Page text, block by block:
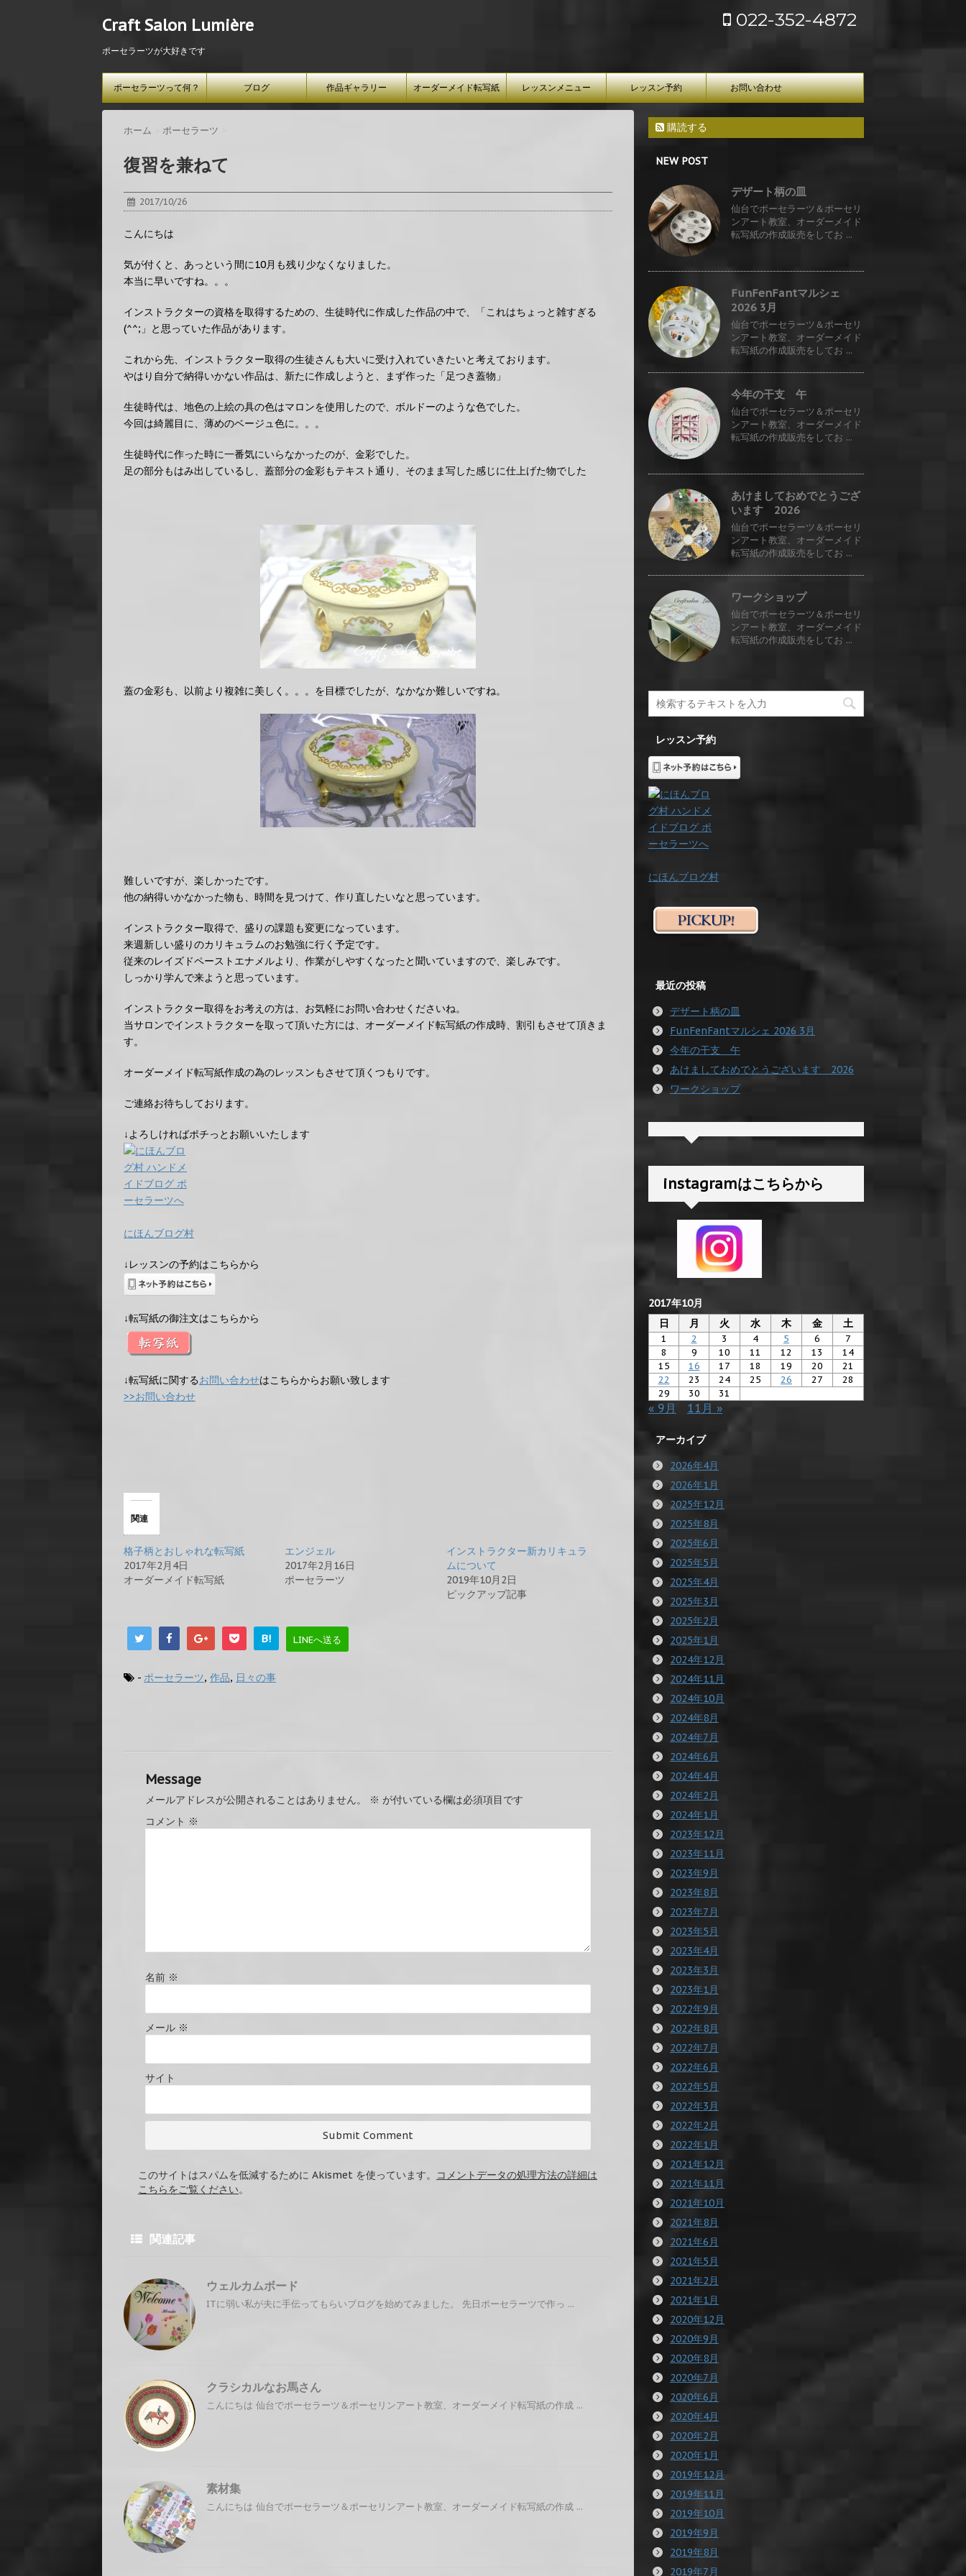
Craft Salon Lumière
ポーセラーツが大好きです
022-352-4872
ポーセラーツって何？ ブログ 作品ギャラリー オーダーメイド転写紙 レッスンメニュー レッスン予約 お問い合わせ
ホーム ポーセラーツ
復習を兼ねて
2017/10/26
こんにちは
気が付くと、あっという間に10月も残り少なくなりました。
本当に早いですね。。。
インストラクターの資格を取得するための、生徒時代に作成した作品の中で、「これはちょっと雑すぎる
(^^;」と思っていた作品があります。
これから先、インストラクター取得の生徒さんも大いに受け入れていきたいと考えております。
やはり自分で納得いかない作品は、新たに作成しようと、まず作った「足つき蓋物」
生徒時代は、地色の上絵の具の色はマロンを使用したので、ボルドーのような色でした。
今回は綺麗目に、薄めのベージュ色に。。。
生徒時代に作った時に一番気にいらなかったのが、金彩でした。
足の部分もはみ出しているし、蓋部分の金彩もテキスト通り、そのまま写した感じに仕上げた物でした
蓋の金彩も、以前より複雑に美しく。。。を目標でしたが、なかなか難しいですね。
難しいですが、楽しかったです。
他の納得いかなかった物も、時間を見つけて、作り直したいなと思っています。
インストラクター取得で、盛りの課題も変更になっています。
来週新しい盛りのカリキュラムのお勉強に行く予定です。
従来のレイズドペーストエナメルより、作業がしやすくなったと聞いていますので、楽しみです。
しっかり学んで来ようと思っています。
インストラクター取得をお考えの方は、お気軽にお問い合わせくださいね。
当サロンでインストラクターを取って頂いた方には、オーダーメイド転写紙の作成時、割引もさせて頂きま
す。
オーダーメイド転写紙作成の為のレッスンもさせて頂くつもりです。
ご連絡お待ちしております。
↓よろしければポチっとお願いいたします
にほんブログ村
↓レッスンの予約はこちらから
↓転写紙の御注文はこちらから
↓転写紙に関するお問い合わせはこちらからお願い致します
>>お問い合わせ
関連
格子柄とおしゃれな転写紙
2017年2月4日
オーダーメイド転写紙
エンジェル
2017年2月16日
ポーセラーツ
インストラクター新カリキュラ
ムについて
2019年10月2日
ピックアップ記事
B! LINEへ送る
- ポーセラーツ, 作品, 日々の事
Message
メールアドレスが公開されることはありません。 ※ が付いている欄は必須項目です
コメント ※
名前 ※
メール ※
サイト
このサイトはスパムを低減するために Akismet を使っています。
コメントデータの処理方法の詳細は
こちらをご覧ください。
関連記事
ウェルカムボード
ITに弱い私が夫に手伝ってもらいブログを始めてみました。 先日ポーセラーツで作っ ...
クラシカルなお馬さん
こんにちは 仙台でポーセラーツ＆ポーセリンアート教室、オーダーメイド転写紙の作成 ...
素材集
こんにちは 仙台でポーセラーツ＆ポーセリンアート教室、オーダーメイド転写紙の作成 ...
購読する
NEW POST
デザート柄の皿
仙台でポーセラーツ＆ポーセリ
ンアート教室、オーダーメイド
転写紙の作成販売をしてお ...
FunFenFantマルシェ
2026 3月
仙台でポーセラーツ＆ポーセリ
ンアート教室、オーダーメイド
転写紙の作成販売をしてお ...
今年の干支 午
仙台でポーセラーツ＆ポーセリ
ンアート教室、オーダーメイド
転写紙の作成販売をしてお ...
あけましておめでとうござ
います 2026
仙台でポーセラーツ＆ポーセリ
ンアート教室、オーダーメイド
転写紙の作成販売をしてお ...
ワークショップ
仙台でポーセラーツ＆ポーセリ
ンアート教室、オーダーメイド
転写紙の作成販売をしてお ...
レッスン予約
にほんブログ村
最近の投稿
デザート柄の皿
FunFenFantマルシェ 2026 3月
今年の干支 午
あけましておめでとうございます 2026
ワークショップ
instagramはこちらから
2017年10月
日
月 火 水 木 金 土
1 2 3 4 5 6
7
8
9 10 11 12 13
14
15
16 17 18 19 20
21
22
23 24 25 26 27
28
29
30 31
« 9月 11月 »
アーカイブ
2026年4月
2026年1月
2025年12月
2025年8月
2025年6月
2025年5月
2025年4月
2025年3月
2025年2月
2025年1月
2024年12月
2024年11月
2024年10月
2024年8月
2024年7月
2024年6月
2024年4月
2024年2月
2024年1月
2023年12月
2023年11月
2023年9月
2023年8月
2023年7月
2023年5月
2023年4月
2023年3月
2023年1月
2022年9月
2022年8月
2022年7月
2022年6月
2022年5月
2022年3月
2022年2月
2022年1月
2021年12月
2021年11月
2021年10月
2021年8月
2021年6月
2021年5月
2021年2月
2021年1月
2020年12月
2020年9月
2020年8月
2020年7月
2020年6月
2020年4月
2020年2月
2020年1月
2019年12月
2019年11月
2019年10月
2019年9月
2019年8月
2019年7月